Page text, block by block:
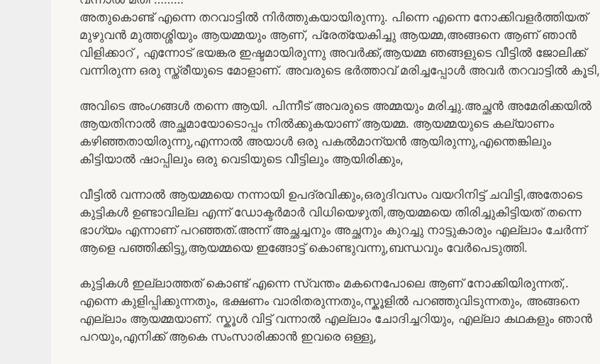
അതുകൊണ്ട് എന്നെ തറവാട്ടിൽ നിർത്തുകയായിരുന്നു. പിന്നെ എന്നെ നോക്കിവളർത്തിയത്
മുഴുവൻ മുത്തശ്ശിയും ആയമ്മയും ആണ്, പ്രേത്യേകിച്ചു ആയമ്മ,അങ്ങനെ ആണ് ഞാൻ
വിളിക്കാറ് , എന്നോട് ഭയങ്കര ഇഷ്ടമായിരുന്നു അവർക്ക്,ആയമ്മ ഞങ്ങളുടെ വീട്ടിൽ ജോലിക്ക്
വന്നിരുന്ന ഒരു സ്ത്രീയുടെ മോളാണ്. അവരുടെ ഭർത്താവ് മരിച്ചപ്പോൾ അവർ തറവാട്ടിൽ കൂടി,
അവിടെ അംഗങ്ങൾ തന്നെ ആയി. പിന്നീട് അവരുടെ അമ്മയും മരിച്ചു.അച്ഛൻ അമേരിക്കയിൽ
ആയതിനാൽ അച്ഛമായോടൊപ്പം നിൽക്കുകയാണ് ആയമ്മ. ആയമ്മയുടെ കല്യാണം
കഴിഞ്ഞതായിരുന്നു,എന്നാൽ അയാൾ ഒരു പകൽമാന്യൻ ആയിരുന്നു,എന്തെങ്കിലും
കിട്ടിയാൽ ഷാപ്പിലും ഒരു വെടിയുടെ വീട്ടിലും ആയിരിക്കും,
വീട്ടിൽ വന്നാൽ ആയമ്മയെ നന്നായി ഉപദ്രവിക്കും,ഒരുദിവസം വയറിനിട്ട് ചവിട്ടി,അതോടെ
കുട്ടികൾ ഉണ്ടാവില്ല എന്ന് ഡോക്ടർമാർ വിധിയെഴുതി,ആയമ്മയെ തിരിച്ചുകിട്ടിയത് തന്നെ
ഭാഗ്യം എന്നാണ് പറഞ്ഞത്.അന്ന് അച്ഛച്ചനും അച്ഛനും കുറച്ചു നാട്ടുകാരും എല്ലാം ചേർന്ന്
ആളെ പഞ്ഞിക്കിട്ടു,ആയമ്മയെ ഇങ്ങോട്ട് കൊണ്ടുവന്നു,ബന്ധവും വേർപെടുത്തി.
കുട്ടികൾ ഇല്ലാത്തത് കൊണ്ട് എന്നെ സ്വന്തം മകനെപോലെ ആണ് നോക്കിയിരുന്നത്,.
എന്നെ കുളിപ്പിക്കുന്നതും, ഭക്ഷണം വാരിതരുന്നതും,സ്കൂളിൽ പറഞ്ഞുവിടുന്നതും, അങ്ങനെ
എല്ലാം ആയമ്മയാണ്. സ്കൂൾ വിട്ട് വന്നാൽ എല്ലാം ചോദിച്ചറിയും, എല്ലാ കഥകളും ഞാൻ
പറയും,എനിക്ക് ആകെ സംസാരിക്കാൻ ഇവരെ ഒള്ളു,